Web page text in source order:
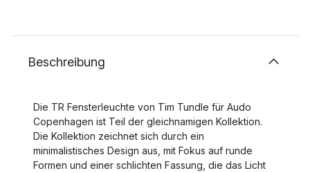
Beschreibung
Die TR Fensterleuchte von Tim Tundle für Audo
Copenhagen ist Teil der gleichnamigen Kollektion.
Die Kollektion zeichnet sich durch ein
minimalistisches Design aus, mit Fokus auf runde
Formen und einer schlichten Fassung, die das Licht